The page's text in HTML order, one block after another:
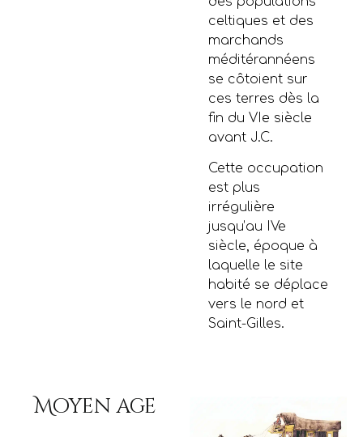
celtiques et des
marchands
méditérannéens
se côtoient sur
ces terres dès la
fin du VIe siècle
avant J.C.
Cette occupation
est plus
irrégulière
jusqu’au IVe
siècle, époque à
laquelle le site
habité se déplace
vers le nord et
Saint-Gilles.
Moyen age